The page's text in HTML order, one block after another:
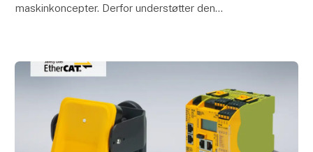
maskinkoncepter. Derfor understøtter den